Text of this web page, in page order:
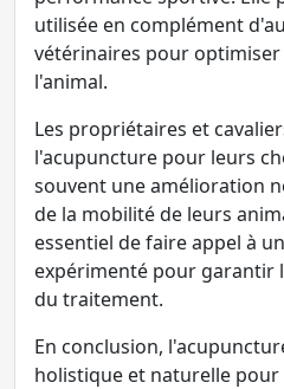
utilisée en complément
vétérinaires pour
l'animal.
Les propriétaires et
l'acupuncture pour leurs
souvent une amélioration
de la mobilité de leurs
essentiel de faire appel à
expérimenté pour garantir
du traitement.
En conclusion,
holistique et naturelle pour